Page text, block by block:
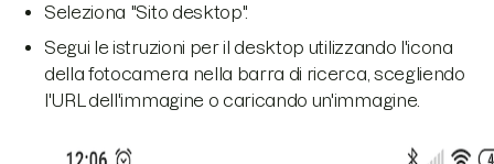
Seleziona "Sito desktop".
Segui le istruzioni per il desktop utilizzando l'icona
della fotocamera nella barra di ricerca, scegliendo
l'URL dell'immagine o caricando un'immagine.